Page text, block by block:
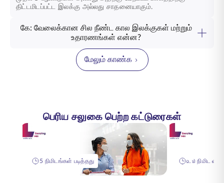
திட்டமிடப்பட்ட இலக்கு அல்லது சாதனையாகும்.
கே: வேலைக்கான சில நீண்ட கால இலக்குகள் மற்றும்
உதாரணங்கள் என்ன?
மேலும் காண்க
பெரிய சலுகை பெற்ற கட்டுரைகள்
5 நிமிடங்கள் படித்தது ௨௰ நிமிட